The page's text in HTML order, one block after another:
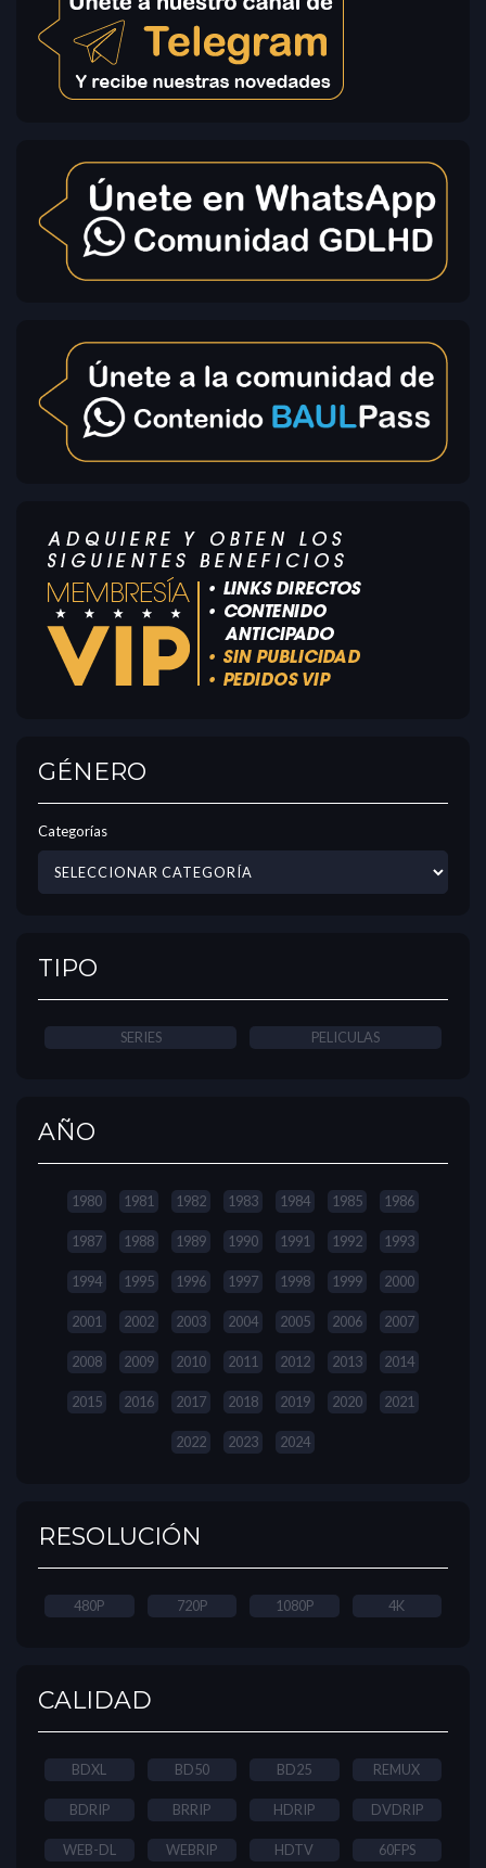
GÉNERO
Categorías
TIPO
SERIES PELICULAS
AÑO
1980 1981 1982 1983 1984 1985 1986
1987 1988 1989 1990 1991 1992 1993
1994 1995 1996 1997 1998 1999 2000
2001 2002 2003 2004 2005 2006 2007
2008 2009 2010 2011 2012 2013 2014
2015 2016 2017 2018 2019 2020 2021
2022 2023 2024
RESOLUCIÓN
480P 720P 1080P 4K
CALIDAD
BDXL BD50 BD25 REMUX
BDRIP BRRIP HDRIP DVDRIP
WEB-DL WEBRIP HDTV 60FPS